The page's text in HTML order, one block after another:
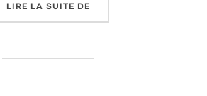
LIRE LA SUITE DE